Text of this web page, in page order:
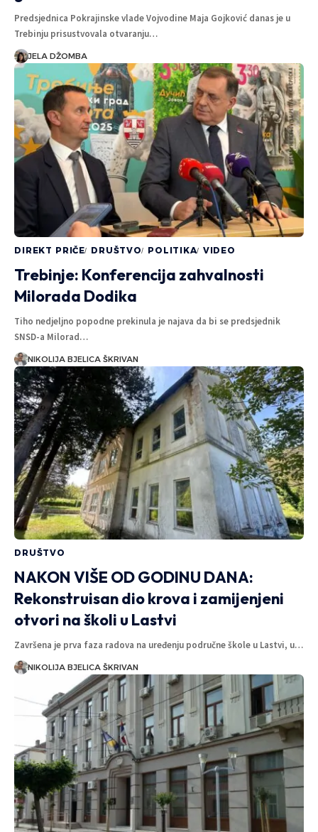
Predsjednica Pokrajinske vlade Vojvodine Maja Gojković danas je u
Trebinju prisustvovala otvaranju…
JELA DŽOMBA
DIREKT PRIČE DRUŠTVO POLITIKA VIDEO
Trebinje: Konferencija zahvalnosti
Milorada Dodika
Tiho nedjeljno popodne prekinula je najava da bi se predsjednik
SNSD-a Milorad…
NIKOLIJA BJELICA ŠKRIVAN
DRUŠTVO
NAKON VIŠE OD GODINU DANA:
Rekonstruisan dio krova i zamijenjeni
otvori na školi u Lastvi
Završena je prva faza radova na uređenju područne škole u Lastvi, u…
NIKOLIJA BJELICA ŠKRIVAN